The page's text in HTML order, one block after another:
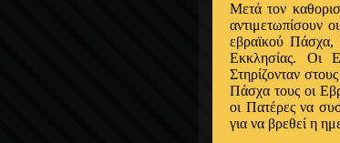
Μετά τον
αντιμετωπίσουν
εβραϊκού Πάσχα,
Εκκλησίας. Οι
Στηρίζονταν
Πάσχα τους οι
οι Πατέρες να
για να βρεθεί η